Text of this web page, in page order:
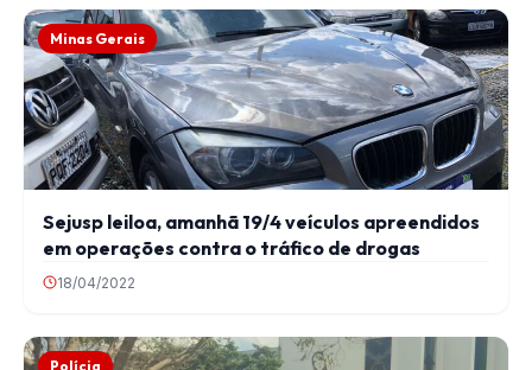
Minas Gerais
Sejusp leiloa, amanhã 19/4 veículos apreendidos
em operações contra o tráfico de drogas
18/04/2022
Polícia